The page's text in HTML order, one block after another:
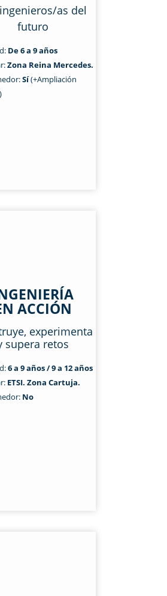
as del
futuro
De 6 a 9 años
Zona Reina Mercedes.
Sí(+Ampliación
ACCIÓN
experimenta
supera retos
6 a 9 años / 9 a 12 años
ETSI. Zona Cartuja.
No